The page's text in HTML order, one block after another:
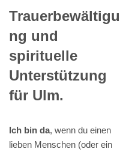
Trauerbewältigu
ng und
spirituelle
Unterstützung
für Ulm.
Ich bin da, wenn du einen
lieben Menschen (oder ein